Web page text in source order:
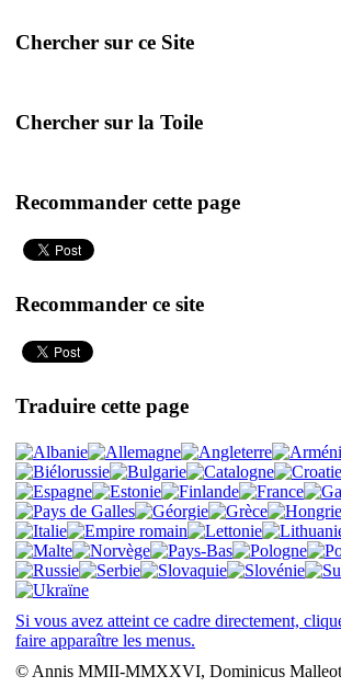
Chercher sur ce Site
Chercher sur la Toile
Recommander cette page
Recommander ce site
Traduire cette page
Si vous avez atteint ce cadre directement,
faire apparaître les menus.
© Annis MMII-MMXXVI, Dominicus